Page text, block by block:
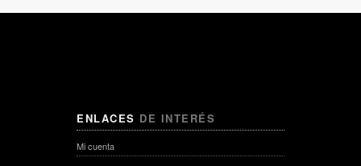
ENLACES DE INTERÉS
Mi cuenta